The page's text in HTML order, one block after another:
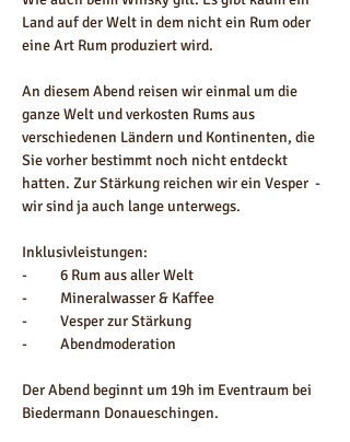
Land auf der Welt in dem nicht ein Rum oder
eine Art Rum produziert wird.
An diesem Abend reisen wir einmal um die
ganze Welt und verkosten Rums aus
verschiedenen Ländern und Kontinenten, die
Sie vorher bestimmt noch nicht entdeckt
hatten. Zur Stärkung reichen wir ein Vesper  -
wir sind ja auch lange unterwegs.
Inklusivleistungen:
-          6 Rum aus aller Welt
-          Mineralwasser & Kaffee
-          Vesper zur Stärkung
-          Abendmoderation
Der Abend beginnt um 19h im Eventraum bei
Biedermann Donaueschingen.